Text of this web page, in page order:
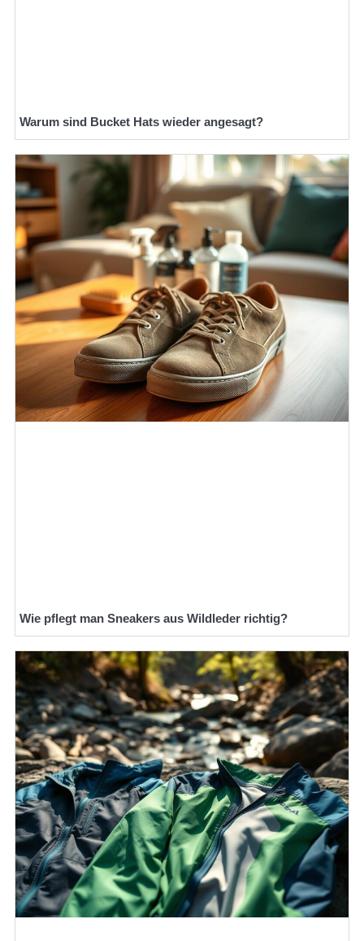
Warum sind Bucket Hats wieder angesagt?
Wie pflegt man Sneakers aus Wildleder richtig?